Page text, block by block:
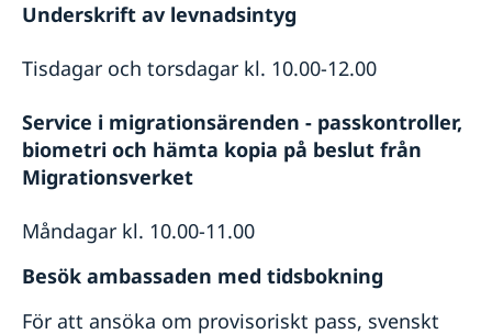
Underskrift av levnadsintyg
Tisdagar och torsdagar kl. 10.00-12.00
Service i migrationsärenden - passkontroller,
biometri och hämta kopia på beslut från
Migrationsverket
Måndagar kl. 10.00-11.00
Besök ambassaden med tidsbokning
För att ansöka om provisoriskt pass, svenskt